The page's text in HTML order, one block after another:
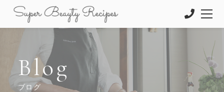
Blog
ブログ